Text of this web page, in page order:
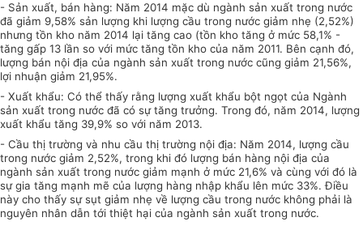
- Sản xuất, bán hàng: Năm 2014 mặc dù ngành sản xuất trong nước
đã giảm 9,58% sản lượng khi lượng cầu trong nước giảm nhẹ (2,52%)
nhưng tồn kho năm 2014 lại tăng cao (tồn kho tăng ở mức 58,1% -
tăng gấp 13 lần so với mức tăng tồn kho của năm 2011. Bên cạnh đó,
lượng bán nội địa của ngành sản xuất trong nước cũng giảm 21,56%,
lợi nhuận giảm 21,95%.
- Xuất khẩu: Có thể thấy rằng lượng xuất khẩu bột ngọt của Ngành
sản xuất trong nước đã có sự tăng trưởng. Trong đó, năm 2014, lượng
xuất khẩu tăng 39,9% so với năm 2013.
- Cầu thị trường và nhu cầu thị trường nội địa: Năm 2014, lượng cầu
trong nước giảm 2,52%, trong khi đó lượng bán hàng nội địa của
ngành sản xuất trong nước giảm mạnh ở mức 21,6% và cùng với đó là
sự gia tăng mạnh mẽ của lượng hàng nhập khẩu lên mức 33%. Điều
này cho thấy sự sụt giảm nhẹ về lượng cầu trong nước không phải là
nguyên nhân dẫn tới thiệt hại của ngành sản xuất trong nước.